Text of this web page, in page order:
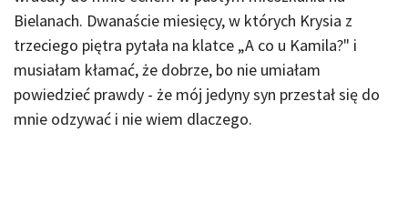
Bielanach. Dwanaście miesięcy, w których Krysia z
trzeciego piętra pytała na klatce „A co u Kamila?" i
musiałam kłamać, że dobrze, bo nie umiałam
powiedzieć prawdy - że mój jedyny syn przestał się do
mnie odzywać i nie wiem dlaczego.